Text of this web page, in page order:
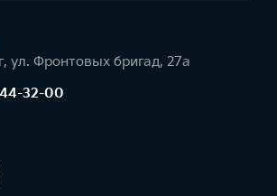
ул. Фронтовых бригад, 27а
32-00